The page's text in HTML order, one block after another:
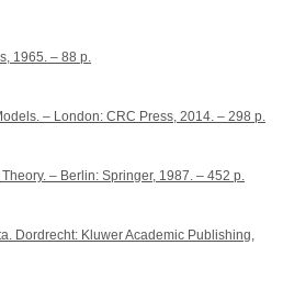
1965. – 88 p.
– London: CRC Press, 2014. – 298 p.
– Berlin: Springer, 1987. – 452 p.
Dordrecht: Kluwer Academic Publishing,